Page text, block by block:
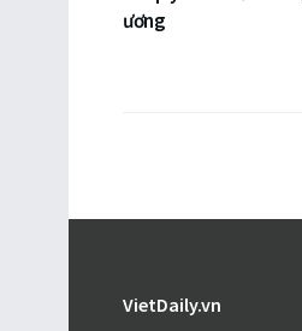
ương
VietDaily.vn